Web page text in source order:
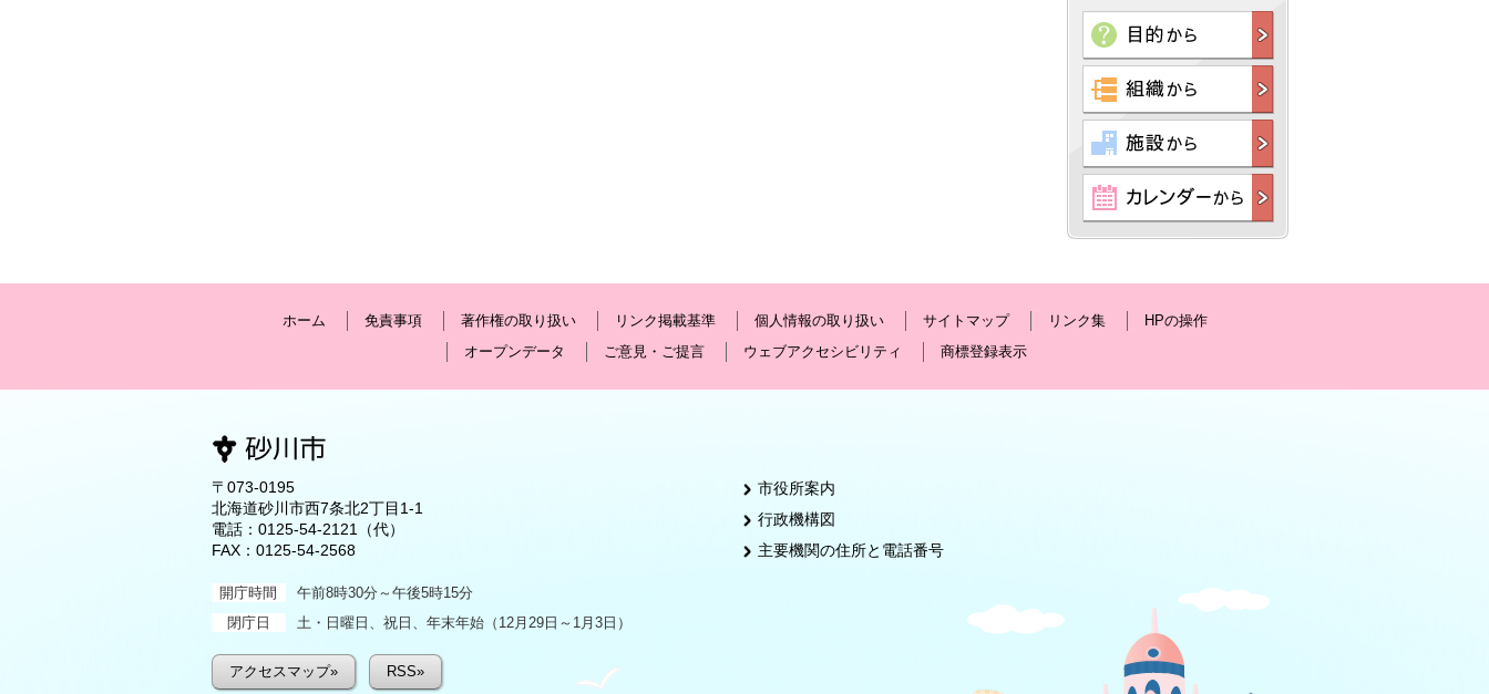
ホーム 免責事項 著作権の取り扱い リンク掲載基準 個人情報の取り扱い サイトマップ リンク集
HPの操作
オープンデータ
ご意見・ご提言 ウェブアクセシビリティ 商標登録表示
〒073-0195
北海道砂川市西7条北2丁目1-1
電話： 0125-54-2121
（代）
FAX：0125-54-2568
開庁時間
午前8時30分～午後5時15分
閉庁日
土・日曜日、祝日、年末年始（12月29日～1月3日）
アクセスマップ» RSS»
市役所案内
行政機構図
主要機関の住所と電話番号